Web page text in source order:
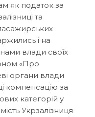
як податок за
та
і на
влади своїх
«Про
органи влади
компенсацію за
категорій у
Укрзалізниця